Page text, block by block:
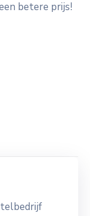
betere prijs!